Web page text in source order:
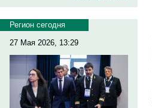
Регион сегодня
27 Мая 2026, 13:29